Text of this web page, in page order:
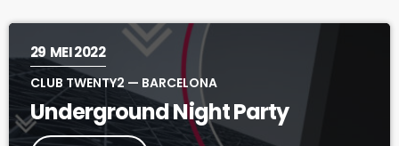
29 MEI 2022
CLUB TWENTY2 — BARCELONA
Underground Night Party